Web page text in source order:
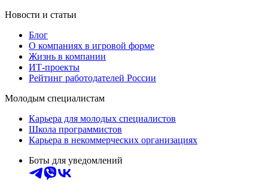
Новости и статьи
Блог
О компаниях в игровой форме
Жизнь в компании
ИТ-проекты
Рейтинг работодателей России
Молодым специалистам
Карьера для молодых специалистов
Школа программистов
Карьера в некоммерческих организациях
Боты для уведомлений